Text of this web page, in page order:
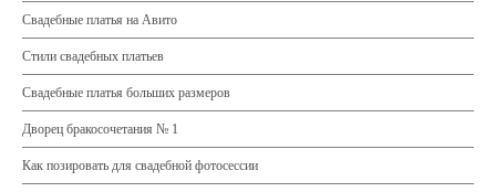
Свадебные платья на Авито
Стили свадебных платьев
Свадебные платья больших размеров
Дворец бракосочетания № 1
Как позировать для свадебной фотосессии